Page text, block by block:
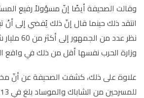
وقالت الصحيفة أيضًا إنّ مسؤولاً رفيع
انتقد ذلك حينما قال إنّ ذلك يُفضي إلى أنْ
نظر عدد من
وزارة الحرب نفسها أقل من ذلك في واقع
علاوة على ذلك، كشفت الصحيفة عن أنّ